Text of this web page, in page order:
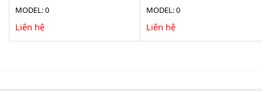
MODEL: 0
Liên hệ
MODEL: 0
Liên hệ